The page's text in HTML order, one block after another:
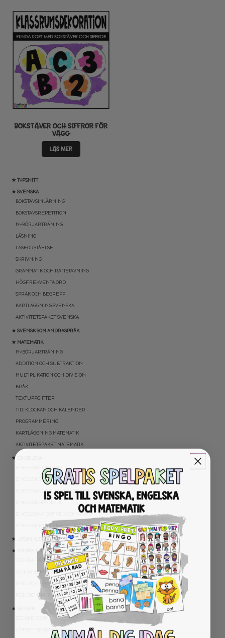
★ TYPSNITT
★ SVENSKA
BOKSTAVSINLÄRNING
BOKSTAVSREPETITION
NYBÖRJARTRÄNING
LÄSNING
LÄSFÖRSTÅELSE
SKRIVNING
GRAMMATIK OCH RÄTTSTAVNING
HÖGFREKVENTA ORD
SPRÅK OCH BEGREPP
KARTLÄGGNING SVENSKA
AKTIVITETSPAKET SVENSKA
★ SVENSK SOM ANDRASPRÅK
★ MATEMATIK
NYBÖRJARTRÄNING
ADDITION OCH SUBTRAKTION
MULTIPLIKATION OCH DIVISION
BRÅK
TEXTUPPGIFTER
TID: KLOCKAN OCH KALENDER
PROGRAMMERING
KARTLÄGGNING MATEMATIK
AKTIVITETSPAKET MATEMATIK
★ ENGELSKA
ENGELSKA LÄSNING
ENGELSK SKRIVNING
ENGELSKA ORD- OCH BEGREPP
ENGELSKA HÖGFREKVENTA ORD
ENGELSK MUNTLIGA FÄRDIGHET
★ UTOMHUSPEDAGOGIK
★ ANDRA ÄMNEN
SOCIALA FÄRDIGHETER
SAMHÄLLSKUNSKAP
NATURVETENSKAP
RELIGIONSKUNSKAP
★ SERIER
ESCAPE ROOMS
UPPGIFTSKORT SVENSKA
BOKSTÄVER OCH SIFFROR FÖR
VÄGG
LÄS MER